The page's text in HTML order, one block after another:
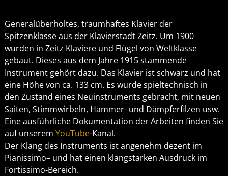
Generalüberholtes, traumhaftes Klavier der
Spitzenklasse aus der Klavierstadt Zeitz. Um 1900
wurden in Zeitz Klaviere und Flügel von Weltklasse
gebaut. Dieses aus dem Jahre 1915 stammende
Instrument gehört dazu. Das Klavier ist schwarz und hat
eine Höhe von ca. 133 cm. Es wurde spieltechnisch in
den Zustand eines Neuinstruments gebracht, mit neuen
Saiten, Stimmwirbeln, Hammer- und Dämpferfilzen usw.
Eine ausführliche Dokumentation der Arbeiten finden Sie
auf unserem YouTube-Kanal.
Der Klang des Instruments ist angenehm dezent im
Pianissimo– und hat einen klangstarken Ausdruck im
Fortissimo-Bereich.